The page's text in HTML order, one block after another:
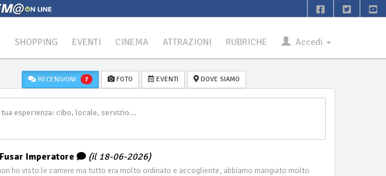
SHOPPING EVENTI CINEMA ATTRAZIONI RUBRICHE Accedi
RECENSIONI 7 FOTO EVENTI DOVE SIAMO
Imperatore (il 18-06-2026)
ho visto le camere ma tutto era molto ordinato e accogliente, abbiamo mangiato molto